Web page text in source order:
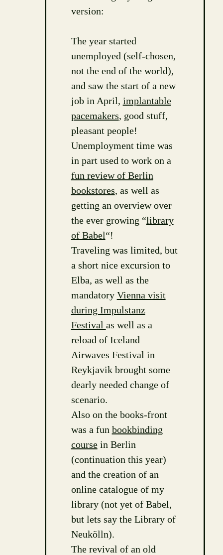
version:
The year started
unemployed (self-chosen,
not the end of the world),
and saw the start of a new
job in April, implantable
pacemakers, good stuff,
pleasant people!
Unemployment time was
in part used to work on a
fun review of Berlin
bookstores, as well as
getting an overview over
the ever growing “library
of Babel“!
Traveling was limited, but
a short nice excursion to
Elba, as well as the
mandatory Vienna visit
during Impulstanz
Festival as well as a
reload of Iceland
Airwaves Festival in
Reykjavik brought some
dearly needed change of
scenario.
Also on the books-front
was a fun bookbinding
coursein Berlin
(continuation this year)
and the creation of an
online catalogue of my
library (not yet of Babel,
but lets say the Library of
Neukölln).
The revival of an old